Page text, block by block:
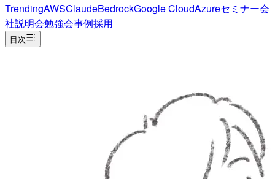
TrendingAWSClaudeBedrockGoogle CloudAzureセミナー会
社説明会勉強会事例採用
目次